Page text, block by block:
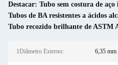
Destacar: Tubo sem costura de
Tubos de BA resistentes a ácidos
Tubo recozido brilhante de ASTM
1Diâmetro Externo: 6,35